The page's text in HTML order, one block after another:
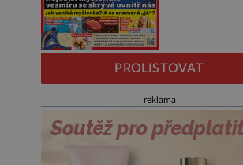
PROLISTOVAT
reklama